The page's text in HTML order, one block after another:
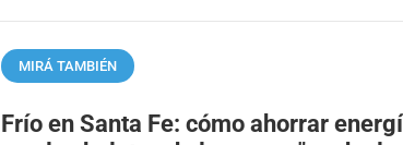
MIRÁ TAMBIÉN
Frío en Santa Fe: cómo ahorrar